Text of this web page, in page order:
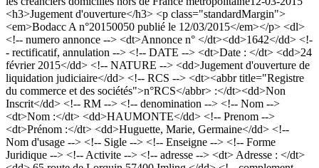
<h3>Jugement d'ouverture</h3> <p class="standardMargin">
<em>Bodacc A n°20150050 publié le 12/03/2015</em></p> <dl>
<!-- numero annonce --> <dt>Annonce n° </dt><dd>1642</dd> <!-
- rectificatif, annulation --> <!-- DATE --> <dt>Date : </dt> <dd>24
février 2015</dd> <!-- NATURE --> <dd>Jugement d'ouverture de
liquidation judiciaire</dd> <!-- RCS --> <dt><abbr title="Registre
du commerce et des sociétés">n°RCS</abbr> :</dt><dd>Non
Inscrit</dd> <!-- RM --> <!-- denomination --> <!-- Nom -->
<dt>Nom :</dt> <dd>HAUMONTE</dd> <!-- Prenom -->
<dt>Prénom :</dt> <dd>Huguette, Marie, Germaine</dd> <!--
Nom d'usage --> <!-- Sigle --> <!-- Enseigne --> <!-- Forme
Juridique --> <!-- Activite --> <!-- adresse --> <dt> Adresse : </dt>